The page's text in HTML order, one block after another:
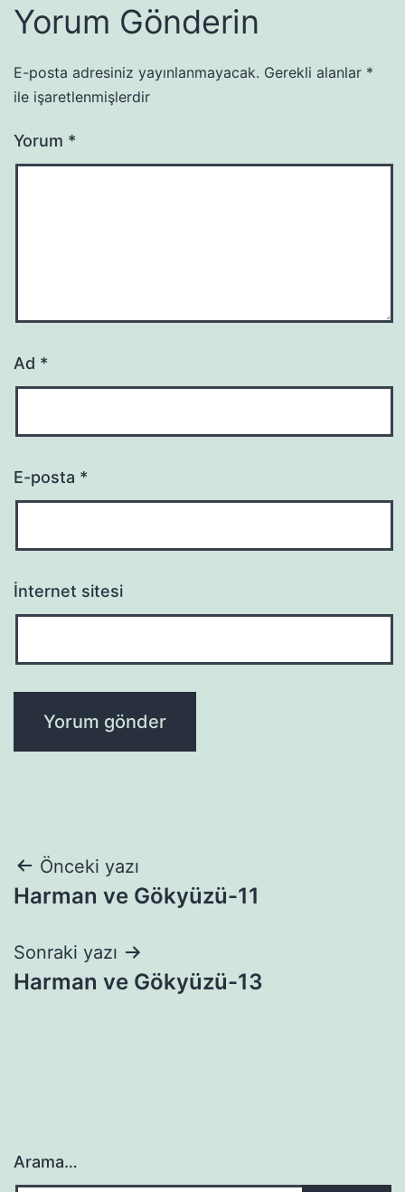
Yorum Gönderin
E-posta adresiniz yayınlanmayacak. Gerekli alanlar *
ile işaretlenmişlerdir
Yorum *
Ad *
E-posta *
İnternet sitesi
Yazı
gezinmesi
Önceki yazı
Harman ve Gökyüzü-11
Sonraki yazı
Harman ve Gökyüzü-13
Arama…